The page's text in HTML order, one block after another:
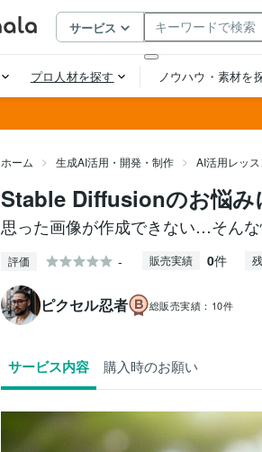
ホーム 生成AI活用・開発・制作 AI活用レッス
Stable Diffusionのお悩み
思った画像が作成できない…そん
評価 - 販売実績 0件
ピクセル忍者 総販売実績： 10件
サービス内容 購入時のお願い